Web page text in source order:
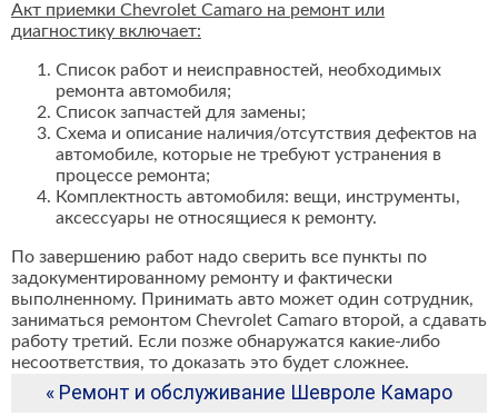
Акт приемки Chevrolet Camaro на ремонт или
диагностику включает:
Список работ и неисправностей, необходимых
ремонта автомобиля;
Список запчастей для замены;
Схема и описание наличия/отсутствия дефектов на
автомобиле, которые не требуют устранения в
процессе ремонта;
Комплектность автомобиля: вещи, инструменты,
аксессуары не относящиеся к ремонту.
По завершению работ надо сверить все пункты по
задокументированному ремонту и фактически
выполненному. Принимать авто может один сотрудник,
заниматься ремонтом Chevrolet Camaro второй, а сдавать
работу третий. Если позже обнаружатся какие-либо
несоответствия, то доказать это будет сложнее.
« Ремонт и обслуживание Шевроле Камаро